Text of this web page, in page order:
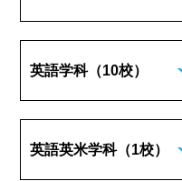
英語学科（10校）
英語英米学科（1校）